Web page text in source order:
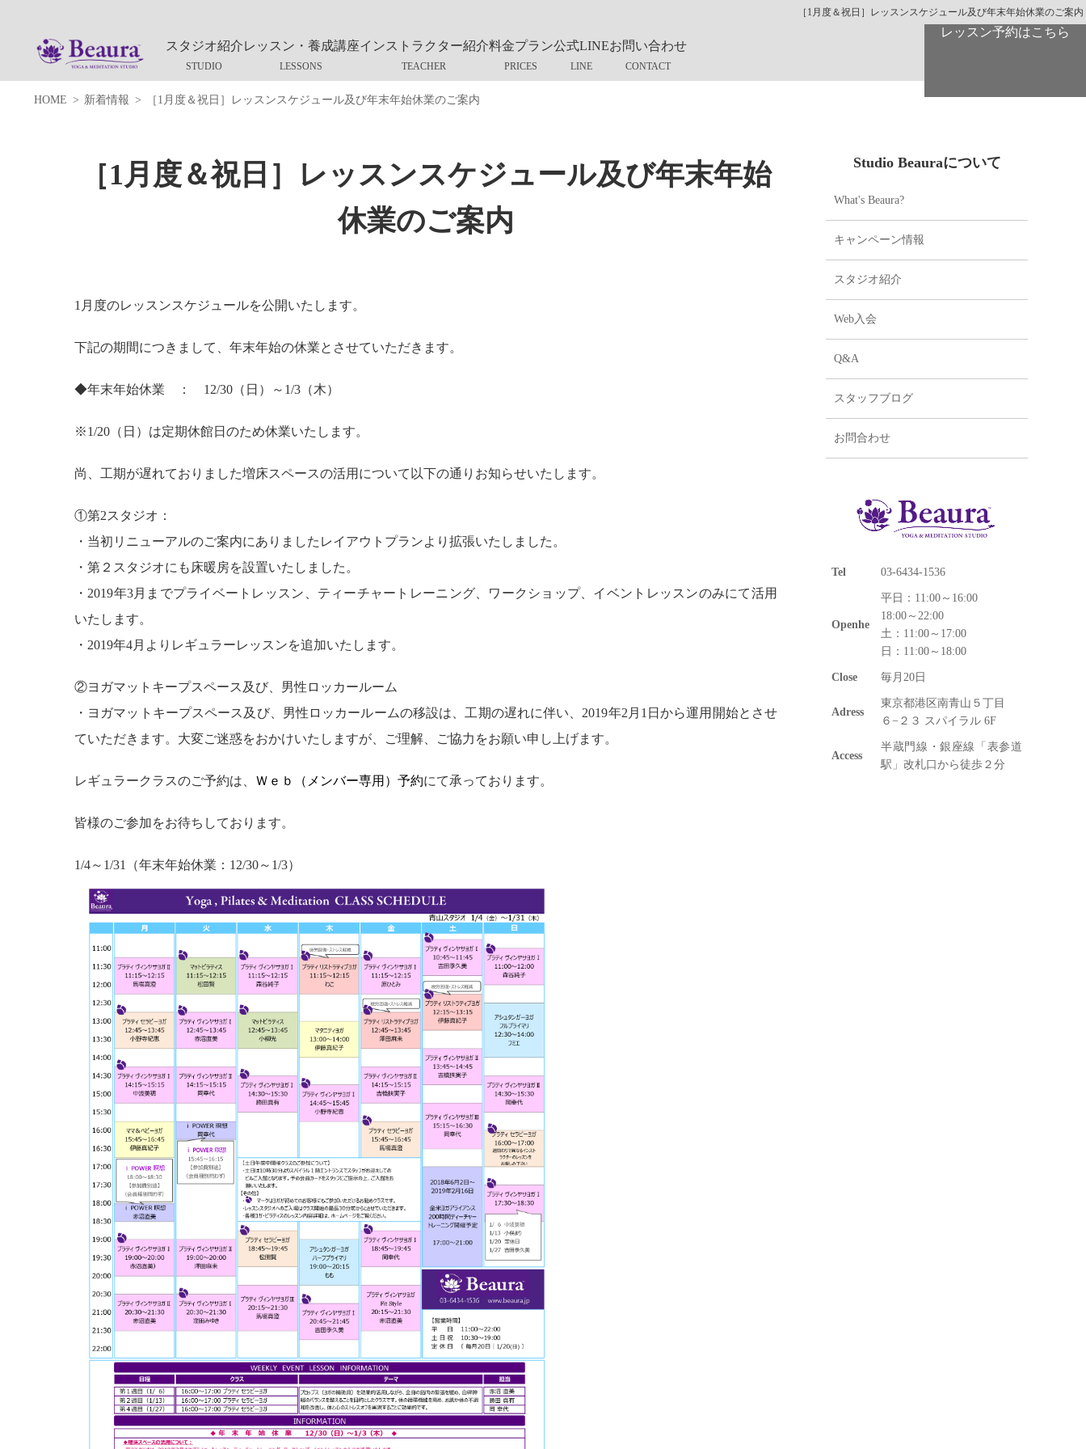
［1月度＆祝日］レッスンスケジュール及び年末年始休業のご案内
スタジオ紹介レッスン・養成講座インストラクター紹介料金プラン公式LINEお問い合わせ
レッスン予約はこちら
HOME 新着情報 ［1月度＆祝日］レッスンスケジュール及び年末年始休業のご案内
［1月度＆祝日］レッスンスケジュール及び年末年始
休業のご案内
1月度のレッスンスケジュールを公開いたします。
下記の期間につきまして、年末年始の休業とさせていただきます。
◆年末年始休業 ： 12/30（日）～1/3（木）
※1/20（日）は定期休館日のため休業いたします。
尚、工期が遅れておりました増床スペースの活用について以下の通りお知らせいたします。
①第2スタジオ：
・当初リニューアルのご案内にありましたレイアウトプランより拡張いたしました。
・第２スタジオにも床暖房を設置いたしました。
・2019年3月までプライベートレッスン、ティーチャートレーニング、ワークショップ、イベントレッスンのみにて活用
いたします。
・2019年4月よりレギュラーレッスンを追加いたします。
②ヨガマットキープスペース及び、男性ロッカールーム
・ヨガマットキープスペース及び、男性ロッカールームの移設は、工期の遅れに伴い、2019年2月1日から運用開始とさせ
ていただきます。大変ご迷惑をおかけいたしますが、ご理解、ご協力をお願い申し上げます。
レギュラークラスのご予約は、 Ｗｅｂ（メンバー専用）予約にて承っております。
皆様のご参加をお待ちしております。
1/4～1/31（年末年始休業：12/30～1/3）
Studio Beauraについて
What's Beaura?
キャンペーン情報
スタジオ紹介
Web入会
Q&A
スタッフブログ
お問合わせ
Tel 03-6434-1536
Openhe
平日：11:00～16:00
18:00～22:00
土：11:00～17:00
日：11:00～18:00
Close 毎月20日
Adress
東京都港区南青山５丁目
６−２３ スパイラル 6F
Access
半蔵門線・銀座線「表参道
駅」改札口から徒歩２分